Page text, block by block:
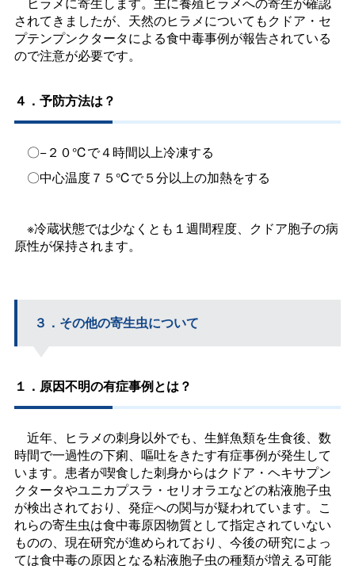
されてきましたが、天然のヒラメについてもクドア・セ
プテンプンクタータによる食中毒事例が報告されている
ので注意が必要です。
４．予防方法は？
〇−２０℃で４時間以上冷凍する
〇中心温度７５℃で５分以上の加熱をする
※冷蔵状態では少なくとも１週間程度、クドア胞子の病
原性が保持されます。
３．その他の寄生虫について
１．原因不明の有症事例とは？
近年、ヒラメの刺身以外でも、生鮮魚類を生食後、数
時間で一過性の下痢、嘔吐をきたす有症事例が発生して
います。患者が喫食した刺身からはクドア・ヘキサプン
クタータやユニカプスラ・セリオラエなどの粘液胞子虫
が検出されており、発症への関与が疑われています。こ
れらの寄生虫は食中毒原因物質として指定されていない
ものの、現在研究が進められており、今後の研究によっ
ては食中毒の原因となる粘液胞子虫の種類が増える可能